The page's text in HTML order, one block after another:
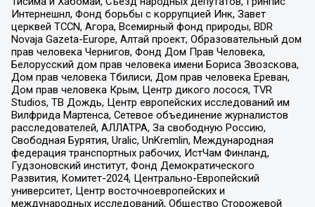
Интернешнл, Фонд борьбы с коррупцией Инк, Завет
церквей TCCN, Агора, Всемирный фонд природы, BDR
Novaja Gazeta-Europe, Алтай проект, Образовательный дом
прав человека Чернигов, Фонд Дом Прав Человека,
Белорусский дом прав человека имени Бориса Звозскова,
Дом прав человека Тбилиси, Дом прав человека Ереван,
Дом прав человека Крым, Центр дикого лосося, TVR
Studios, ТВ Дождь, Центр европейских исследований им
Вилфрида Мартенса, Сетевое объединение журналистов
расследователей, АЛЛАТРА, За свободную Россию,
Свободная Бурятия, Uralic, UnKremlin, Международная
федерация транспортных рабочих, ИстЧам Финланд,
Гудзоновский институт, Фонд Демократического
Развития, Комитет-2024, Центрально-Европейский
университет, Центр восточноевропейских и
международных исследований, Общество Сторожевой